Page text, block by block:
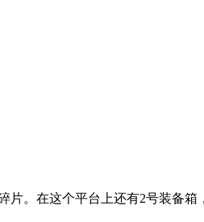
。在这个平台上还有2号装备箱